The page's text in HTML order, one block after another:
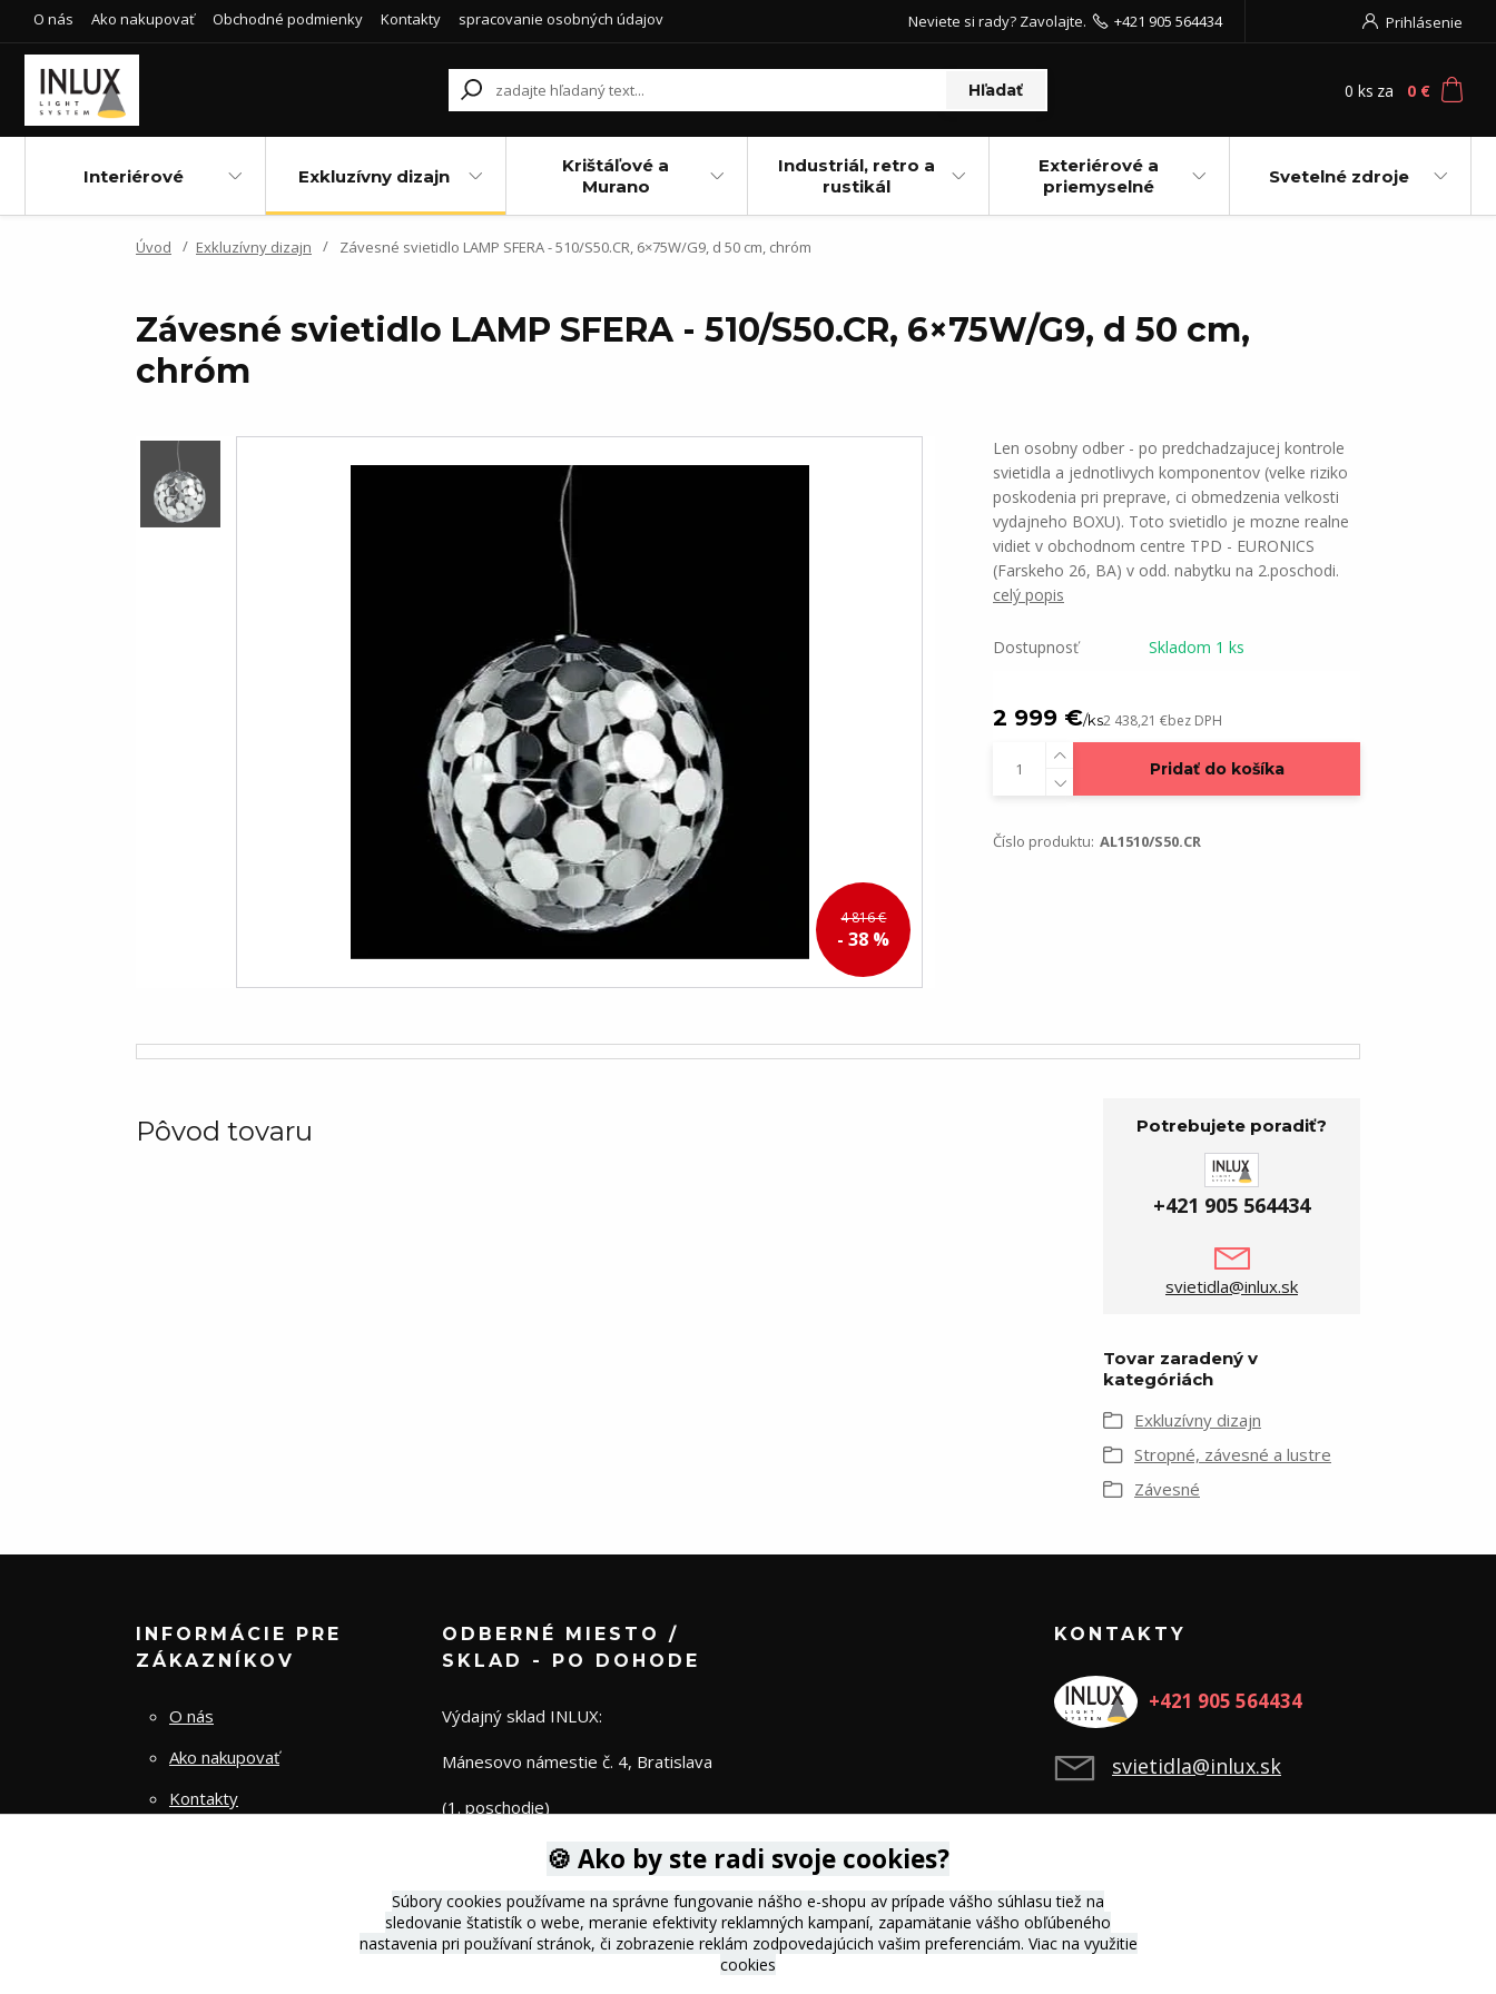
O nás Ako nakupovať Obchodné podmienky Kontakty spracovanie osobných údajov Prihlásenie
Hľadať
Neviete si rady? Zavolajte. +421 905 564434
0 ks za 0 €
Interiérové Exkluzívny dizajn
Krištáľové a
Murano
Industriál, retro a
rustikál
Exteriérové a
priemyselné
Svetelné zdroje
Úvod Exkluzívny dizajn Závesné svietidlo LAMP SFERA - 510/S50.CR, 6×75W/G9, d 50 cm, chróm
Závesné svietidlo LAMP SFERA - 510/S50.CR, 6×75W/G9, d 50 cm,
chróm
4 816 €
- 38 %
Len osobny odber - po predchadzajucej kontrole
svietidla a jednotlivych komponentov (velke riziko
poskodenia pri preprave, ci obmedzenia velkosti
vydajneho BOXU). Toto svietidlo je mozne realne
vidiet v obchodnom centre TPD - EURONICS
(Farskeho 26, BA) v odd. nabytku na 2.poschodi.
celý popis
Dostupnosť Skladom 1 ks
2 999 €/ks2 438,21 €bez DPH
Pridať do košíka
Číslo produktu: AL1510/S50.CR
Pôvod tovaru Potrebujete poradiť?
+421 905 564434
svietidla@inlux.sk
Tovar zaradený v
kategóriách
Exkluzívny dizajn
Stropné, závesné a lustre
Závesné
INFORMÁCIE PRE
ZÁKAZNÍKOV
O nás
Ako nakupovať
Kontakty
ODBERNÉ MIESTO /
SKLAD - PO DOHODE
Výdajný sklad INLUX:
Mánesovo námestie č. 4, Bratislava
(1. poschodie)
KONTAKTY
+421 905 564434
svietidla@inlux.sk
🍪 Ako by ste radi svoje cookies?
Súbory cookies používame na správne fungovanie nášho e-shopu av prípade vášho súhlasu tiež na
sledovanie štatistík o webe, meranie efektivity reklamných kampaní, zapamätanie vášho obľúbeného
nastavenia pri používaní stránok, či zobrazenie reklám zodpovedajúcich vašim preferenciám. Viac na využitie
cookies